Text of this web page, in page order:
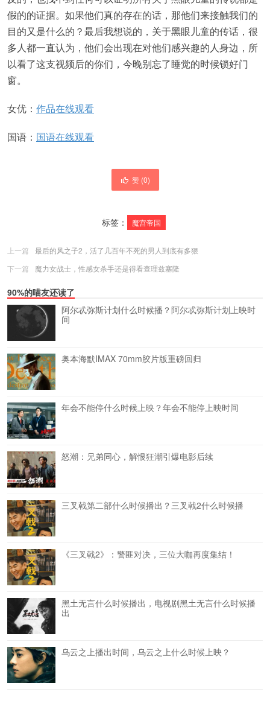
假的的证据。如果他们真的存在的话，那他们来接触我们的
目的又是什么的？最后我想说的，关于黑眼儿童的传话，很
多人都一直认为，他们会出现在对他们感兴趣的人身边，所
以看了这支视频后的你们，今晚别忘了睡觉的时候锁好门
窗。
女优： 作品在线观看
国语： 国语在线观看
赞 (0)
标签： 魔宫帝国
上一篇
最后的风之子2，活了几百年不死的男人到底有多狠
下一篇
魔力女战士，性感女杀手还是得看查理兹塞隆
90%的喵友还读了
阿尔忒弥斯计划什么时候播？阿尔忒弥斯计划上映时
间
奥本海默IMAX 70mm胶片版重磅回归
年会不能停什么时候上映？年会不能停上映时间
怒潮：兄弟同心，解恨狂潮引爆电影后续
三叉戟第二部什么时候播出？三叉戟2什么时候播
《三叉戟2》：警匪对决，三位大咖再度集结！
黑土无言什么时候播出，电视剧黑土无言什么时候播
出
乌云之上播出时间，乌云之上什么时候上映？